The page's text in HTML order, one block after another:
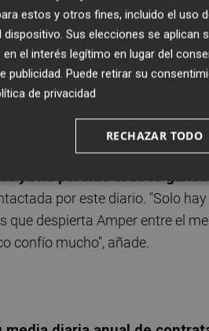
la cotizada presidida desde
ideade la desconfianza que
hecho, el viernes pasado cerró
en los 0,46 euros de
las prórrogas que lleva,
ya ha perdido todo lo ganado
por este diario. "Solo
despierta Amper entre el
confío mucho", añade.
estos y otros fines, incluido el uso
Sus elecciones se aplican
el interés legítimo en lugar del
publicidad. Puede retirar su
de privacidad
RECHAZAR TODO